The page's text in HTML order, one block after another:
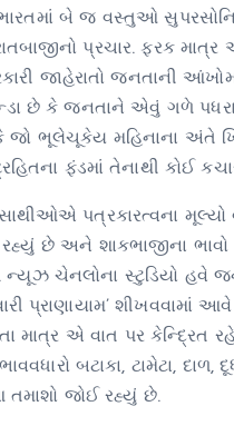
બે જ વસ્તુઓ
પ્રચાર. ફરક
જાહેરાતો જનતાની
છે કે જનતાને એવું ગળે
જો ભૂલેચૂકેય મહિનાના અંતે
ફંડમાં તેનાથી કોઈ
પત્રકારત્વના મૂલ્યો
છે અને શાકભાજીના
ચેનલોના સ્ટુડિયો હવે
પ્રાણાયામ’ શીખવવામાં
માત્ર એ વાત પર કેન્દ્રિત
બટાકા, ટામેટા,
તમાશો જોઈ રહ્યું છે.